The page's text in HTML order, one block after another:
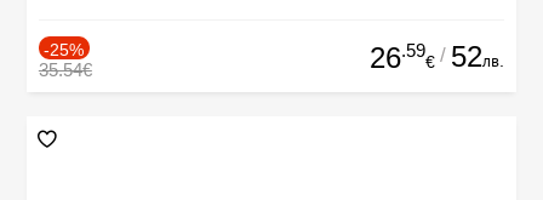
-25%
35.54€ 26.59
€ / 52лв.